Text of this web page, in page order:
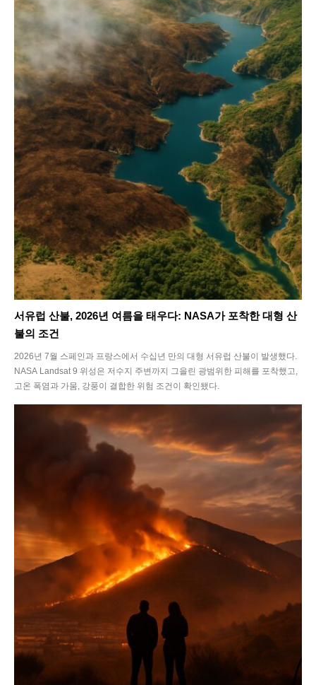
서유럽 산불, 2026년 여름을 태우다: NASA가 포착한 대형 산
불의 조건
2026년 7월 스페인과 프랑스에서 수십년 만의 대형 서유럽 산불이 발생했다.
NASA Landsat 9 위성은 저수지 주변까지 그을린 광범위한 피해를 포착했고,
고온 폭염과 가뭄, 강풍이 결합한 위험 조건이 확인됐다.